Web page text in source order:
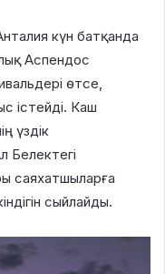
күн батқанда
Аспендос
өтсе,
істейді. Каш
үздік
Белектегі
саяхатшыларға
сыйлайды.